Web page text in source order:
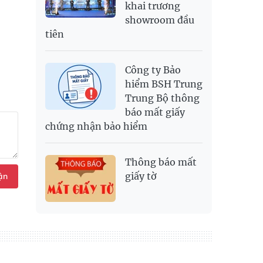
khai trương
showroom đầu
tiên
Công ty Bảo
hiểm BSH Trung
Trung Bộ thông
báo mất giấy
chứng nhận bảo hiểm
Thông báo mất
giấy tờ